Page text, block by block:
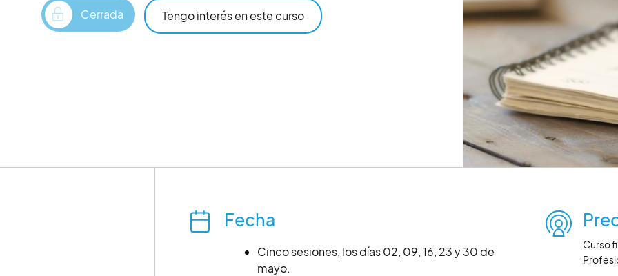
Cerrada Tengo interés en este curso
Fecha
Cinco sesiones, los días 02, 09, 16, 23 y 30 de
mayo.
Curso